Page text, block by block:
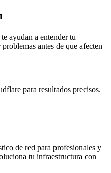
ayudan a entender tu
antes de que afecten
para resultados precisos.
de red para profesionales y
tu infraestructura con